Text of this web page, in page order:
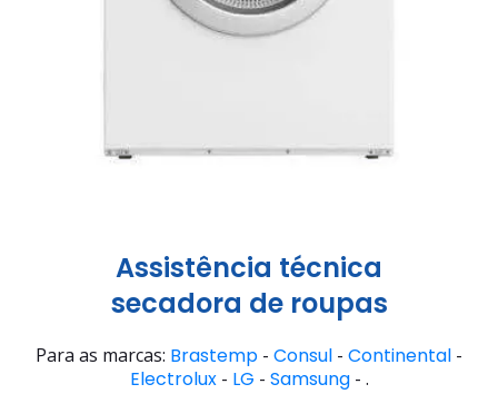
Assistência técnica
secadora de roupas
Para as marcas: Brastemp - Consul - Continental -
Electrolux- LG - Samsung- .